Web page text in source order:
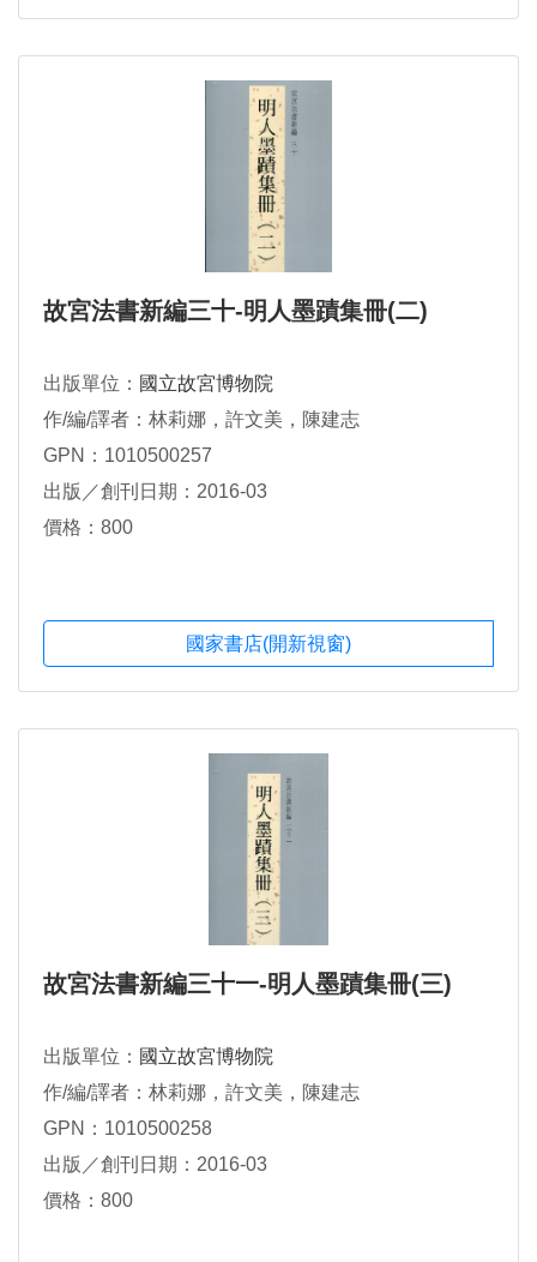
故宮法書新編三十-明人墨蹟集冊(二)
出版單位： 國立故宮博物院
作/編/譯者：林莉娜，許文美，陳建志
GPN：1010500257
出版／創刊日期：2016-03
價格：800
國家書店(開新視窗)
故宮法書新編三十一-明人墨蹟集冊(三)
出版單位： 國立故宮博物院
作/編/譯者：林莉娜，許文美，陳建志
GPN：1010500258
出版／創刊日期：2016-03
價格：800